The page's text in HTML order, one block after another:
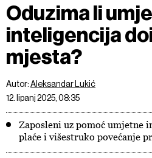
Oduzima li
inteligencija
mjesta?
Autor:Aleksandar Lukić
12. lipanj 2025, 08:35
Zaposleni uz pomoć umjetne
plaće i višestruko povećanje